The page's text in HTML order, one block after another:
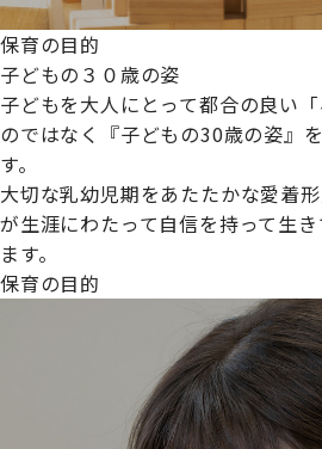
プライムスターほいくえんグルー
続けられる環境づくりに取り組んで
【えるぼし認定(☆☆)】
保育の目的
子どもの３０歳の姿
子どもを大人にとって都合の良い
のではなく『子どもの30歳の姿』
す。
大切な乳幼児期をあたたかな愛着
が生涯にわたって自信を持って生
ます。
保育の目的